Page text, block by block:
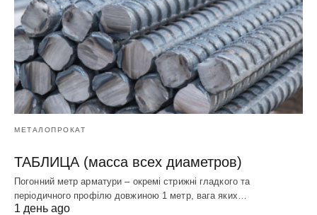
МЕТАЛОПРОКАТ
ТАБЛИЦА (масса всех диаметров)
Погонний метр арматури – окремі стрижні гладкого та
періодичного профілю довжиною 1 метр, вага яких…
1 день ago